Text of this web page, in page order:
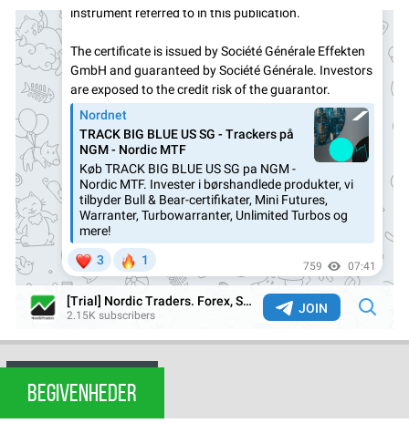
BEGIVENHEDER